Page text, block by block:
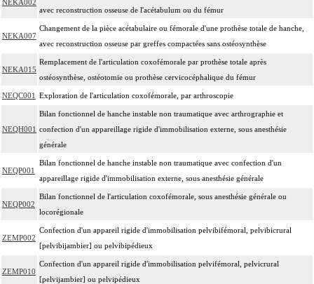
NEKA002
avec reconstruction osseuse de l'acétabulum ou du fémur
NEKA007
Changement de la pièce acétabulaire ou fémorale d'une prothèse totale de hanche,
avec reconstruction osseuse par greffes compactées sans ostéosynthèse
NEKA015
Remplacement de l'articulation coxofémorale par prothèse totale après
ostéosynthèse, ostéotomie ou prothèse cervicocéphalique du fémur
NEQC001 Exploration de l'articulation coxofémorale, par arthroscopie
NEQH001
Bilan fonctionnel de hanche instable non traumatique avec arthrographie et
confection d'un appareillage rigide d'immobilisation externe, sous anesthésie
générale
NEQP001
Bilan fonctionnel de hanche instable non traumatique avec confection d'un
appareillage rigide d'immobilisation externe, sous anesthésie générale
NEQP002
Bilan fonctionnel de l'articulation coxofémorale, sous anesthésie générale ou
locorégionale
ZEMP002
Confection d'un appareil rigide d'immobilisation pelvibifémoral, pelvibicrural
[pelvibijambier] ou pelvibipédieux
ZEMP010
Confection d'un appareil rigide d'immobilisation pelvifémoral, pelvicrural
[pelvijambier] ou pelvipédieux